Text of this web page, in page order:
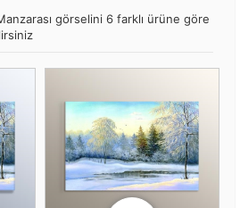
görselini 6 farklı ürüne göre